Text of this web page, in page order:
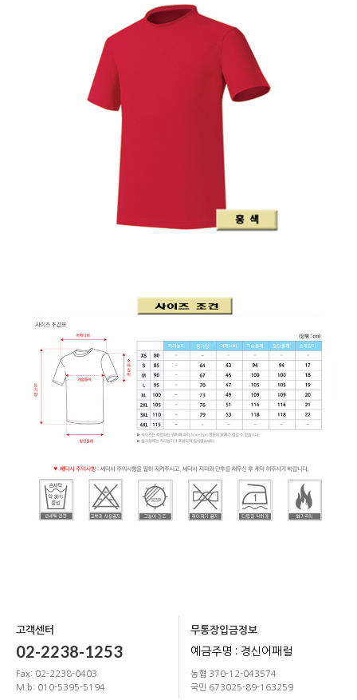
고객센터
02-2238-1253
Fax: 02-2238-0403
M.b: 010-5395-5194
무통장입금정보
예금주명 : 경신어패럴
농협 370-12-043574
국민 673025-89-163259